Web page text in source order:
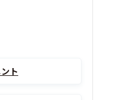
ト